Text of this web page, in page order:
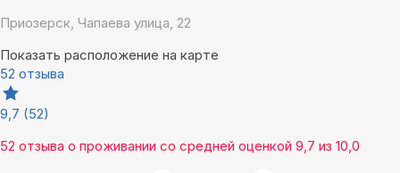
Приозерск, Чапаева улица, 22
Показать расположение на карте
52 отзыва
9,7 (52)
52 отзыва о проживании со средней оценкой 9,7 из 10,0